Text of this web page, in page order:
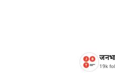
19k